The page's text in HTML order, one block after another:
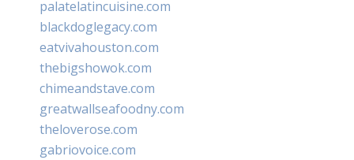
palatelatincuisine.com
blackdoglegacy.com
eatvivahouston.com
thebigshowok.com
chimeandstave.com
greatwallseafoodny.com
theloverose.com
gabriovoice.com